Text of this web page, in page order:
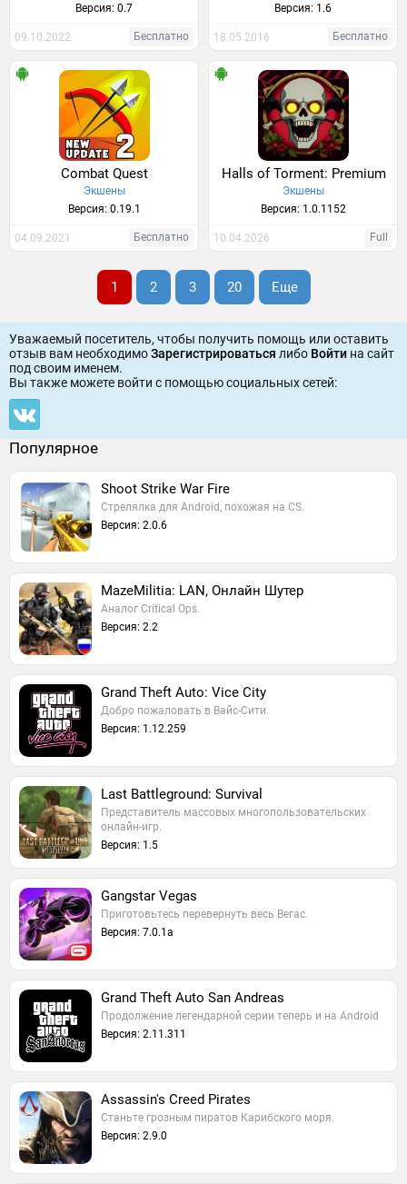
Версия: 0.7
09.10.2022 Бесплатно
Версия: 1.6
18.05.2016 Бесплатно
Combat Quest
Экшены
Версия: 0.19.1
04.09.2021 Бесплатно
Halls of Torment: Premium
Экшены
Версия: 1.0.1152
10.04.2026 Full
1 2 3 20 Еще
Уважаемый посетитель, чтобы получить помощь или оставить
отзыв вам необходимоЗарегистрироваться либо Войти на сайт
под своим именем.
Вы также можете войти c помощью социальных сетей:
Популярное
Shoot Strike War Fire
Стрелялка для Android, похожая на CS.
Версия: 2.0.6
MazeMilitia: LAN, Онлайн Шутер
Аналог Critical Ops.
Версия: 2.2
Grand Theft Auto: Vice City
Добро пожаловать в Вайс-Сити.
Версия: 1.12.259
Last Battleground: Survival
Представитель массовых многопользовательских
онлайн-игр.
Версия: 1.5
Gangstar Vegas
Приготовьтесь перевернуть весь Вегас.
Версия: 7.0.1a
Grand Theft Auto San Andreas
Продолжение легендарной серии теперь и на Android
Версия: 2.11.311
Assassin's Creed Pirates
Станьте грозным пиратов Карибского моря.
Версия: 2.9.0